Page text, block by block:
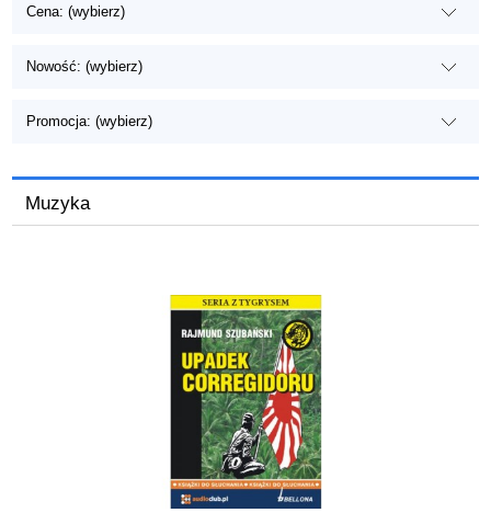
Cena: (wybierz)
Nowość: (wybierz)
Promocja: (wybierz)
Muzyka